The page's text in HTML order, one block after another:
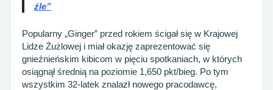
źle”
Popularny „Ginger” przed rokiem ścigał się w Krajowej
Lidze Żużlowej i miał okazję zaprezentować się
gnieźnieńskim kibicom w pięciu spotkaniach, w których
osiągnął średnią na poziomie 1,650 pkt/bieg. Po tym
wszystkim 32-latek znalazł nowego pracodawcę,